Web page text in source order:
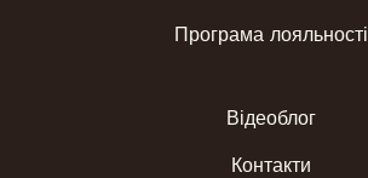
Програма лояльності
Відеоблог
Контакти